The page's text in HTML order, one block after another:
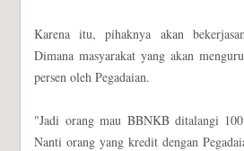
Karena itu, pihaknya akan
Dimana masyarakat yang akan
persen oleh Pegadaian.
"Jadi orang mau BBNKB ditalangi 100
Nanti orang yang kredit dengan